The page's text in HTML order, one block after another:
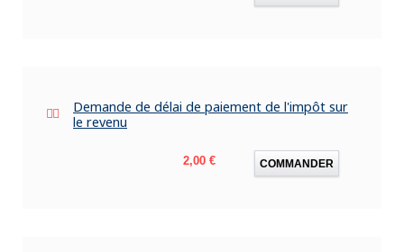
Demande de délai de paiement de l'impôt sur
le revenu
Prix
2,00 € COMMANDER